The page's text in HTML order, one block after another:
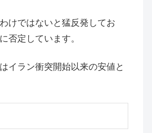
けではないと猛反発してお
否定しています。
イラン衝突開始以来の安値と